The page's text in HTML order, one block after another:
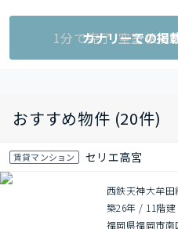
1分で完了!空室状況
カナリーでの掲
おすすめ物件 (20件)
賃貸マンション セリエ高宮
西鉄天神大牟
築26年 / 11階建
福岡県福岡市